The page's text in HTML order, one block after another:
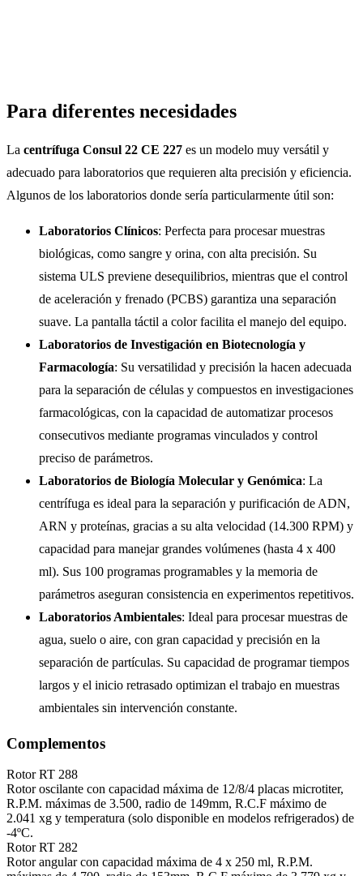
Para diferentes necesidades
La centrífuga Consul 22 CE 227 es un modelo muy versátil y
adecuado para laboratorios que requieren alta precisión y eficiencia.
Algunos de los laboratorios donde sería particularmente útil son:
Laboratorios Clínicos: Perfecta para procesar muestras
biológicas, como sangre y orina, con alta precisión. Su
sistema ULS previene desequilibrios, mientras que el control
de aceleración y frenado (PCBS) garantiza una separación
suave. La pantalla táctil a color facilita el manejo del equipo.
Laboratorios de Investigación en Biotecnología y
Farmacología: Su versatilidad y precisión la hacen adecuada
para la separación de células y compuestos en investigaciones
farmacológicas, con la capacidad de automatizar procesos
consecutivos mediante programas vinculados y control
preciso de parámetros.
Laboratorios de Biología Molecular y Genómica: La
centrífuga es ideal para la separación y purificación de ADN,
ARN y proteínas, gracias a su alta velocidad (14.300 RPM) y
capacidad para manejar grandes volúmenes (hasta 4 x 400
ml). Sus 100 programas programables y la memoria de
parámetros aseguran consistencia en experimentos repetitivos.
Laboratorios Ambientales: Ideal para procesar muestras de
agua, suelo o aire, con gran capacidad y precisión en la
separación de partículas. Su capacidad de programar tiempos
largos y el inicio retrasado optimizan el trabajo en muestras
ambientales sin intervención constante.
Complementos
Rotor RT 288
Rotor oscilante con capacidad máxima de 12/8/4 placas microtiter,
R.P.M. máximas de 3.500, radio de 149mm, R.C.F máximo de
2.041 xg y temperatura (solo disponible en modelos refrigerados) de
-4ºC.
Rotor RT 282
Rotor angular con capacidad máxima de 4 x 250 ml, R.P.M.